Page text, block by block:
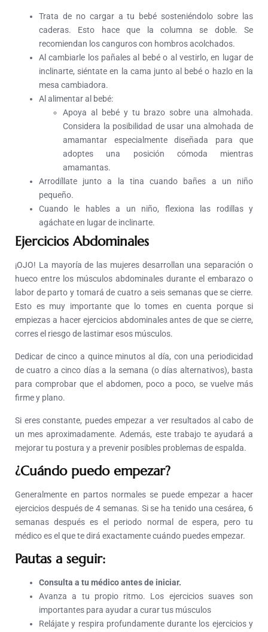
Trata de no cargar a tu bebé sosteniéndolo sobre las
caderas. Esto hace que la columna se doble. Se
recomiendan los canguros con hombros acolchados.
Al cambiarle los pañales al bebé o al vestirlo, en lugar de
inclinarte, siéntate en la cama junto al bebé o hazlo en la
mesa cambiadora.
Al alimentar al bebé:
Apoya al bebé y tu brazo sobre una almohada.
Considera la posibilidad de usar una almohada de
amamantar especialmente diseñada para que
adoptes una posición cómoda mientras
amamantas.
Arrodíllate junto a la tina cuando bañes a un niño
pequeño.
Cuando le hables a un niño, flexiona las rodillas y
agáchate en lugar de inclinarte.
Ejercicios Abdominales
¡OJO! La mayoría de las mujeres desarrollan una separación o
hueco entre los músculos abdominales durante el embarazo o
labor de parto y tomará de cuatro a seis semanas que se cierre.
Esto es muy importante que lo tomes en cuenta porque si
empiezas a hacer ejercicios abdominales antes de que se cierre,
corres el riesgo de lastimar esos músculos.
Dedicar de cinco a quince minutos al día, con una periodicidad
de cuatro a cinco días a la semana (o días alternativos), basta
para comprobar que el abdomen, poco a poco, se vuelve más
firme y plano.
Si eres constante, puedes empezar a ver resultados al cabo de
un mes aproximadamente. Además, este trabajo te ayudará a
mejorar tu postura y a prevenir posibles problemas de espalda.
¿Cuándo puedo empezar?
Generalmente en partos normales se puede empezar a hacer
ejercicios después de 4 semanas. Si se ha tenido una cesárea, 6
semanas después es el periodo normal de espera, pero tu
médico es el que te dirá exactamente cuándo puedes empezar.
Pautas a seguir:
Consulta a tu médico antes de iniciar.
Avanza a tu propio ritmo. Los ejercicios suaves son
importantes para ayudar a curar tus músculos
Relájate y respira profundamente durante los ejercicios y